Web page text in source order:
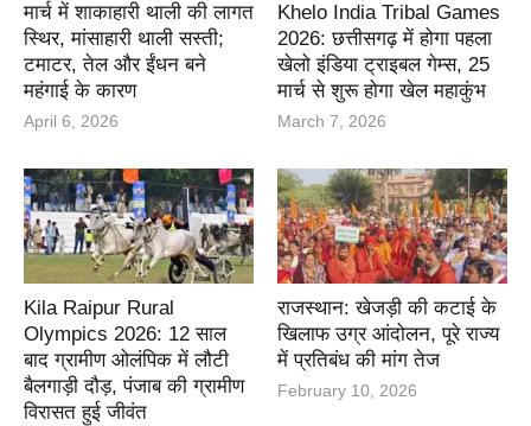
मार्च में शाकाहारी थाली की लागत
स्थिर, मांसाहारी थाली सस्ती;
टमाटर, तेल और ईंधन बने
महंगाई के कारण
April 6, 2026
Khelo India Tribal Games
2026: छत्तीसगढ़ में होगा पहला
खेलो इंडिया ट्राइबल गेम्स, 25
मार्च से शुरू होगा खेल महाकुंभ
March 7, 2026
Kila Raipur Rural
Olympics 2026: 12 साल
बाद ग्रामीण ओलंपिक में लौटी
बैलगाड़ी दौड़, पंजाब की ग्रामीण
विरासत हुई जीवंत
राजस्थान: खेजड़ी की कटाई के
खिलाफ उग्र आंदोलन, पूरे राज्य
में प्रतिबंध की मांग तेज
February 10, 2026